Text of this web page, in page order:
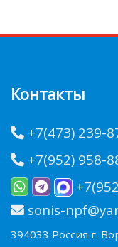
Контакты
+7(473) 239-
+7(952) 958-
sonis-
394033 Россия г.